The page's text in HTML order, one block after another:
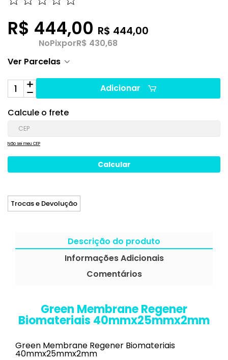
R$ 444,00 R$ 444,00
NoPixporR$ 430,68
Ver Parcelas
Adicionar
Calcule o frete
Não sei meu CEP
Trocas e Devolução
Descrição do produto
Informações Adicionais
Comentários
Green Membrane Regener
Biomateriais 40mmx25mmx2mm
Green Membrane Regener Biomateriais
40mmx25mmx2mm